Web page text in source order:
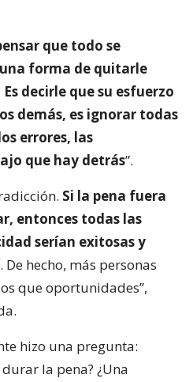
que todo se
forma de quitarle
decirle que su esfuerzo
demás, es ignorar todas
errores, las
que hay detrás”.
Si la pena fuera
entonces todas las
serían exitosas y
. De hecho, más personas
que oportunidades”,
hizo una pregunta:
la pena? ¿Una